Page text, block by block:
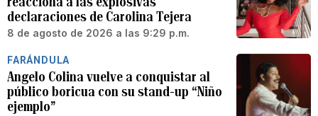
declaraciones de Carolina Tejera
8 de agosto de 2026 a las 9:29 p.m.
FARÁNDULA
Angelo Colina vuelve a conquistar al
público boricua con su stand-up “Niño
ejemplo”